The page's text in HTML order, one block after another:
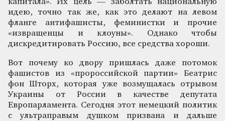
идею, точно так же, как это делают на левом
фланге антифашисты, феминистки и прочие
«извращенцы и клоуны». Однако чтобы
дискредитировать Россию, все средства хороши.
Вот почему ко двору пришлась даже потомок
фашистов из «пророссийской партии» Беатрис
фон Шторх, которая уже возмущалась отрывом
Украины от России в качестве депутата
Европарламента. Сегодня этот немецкий политик
с ультраправым душком призвана и дальше